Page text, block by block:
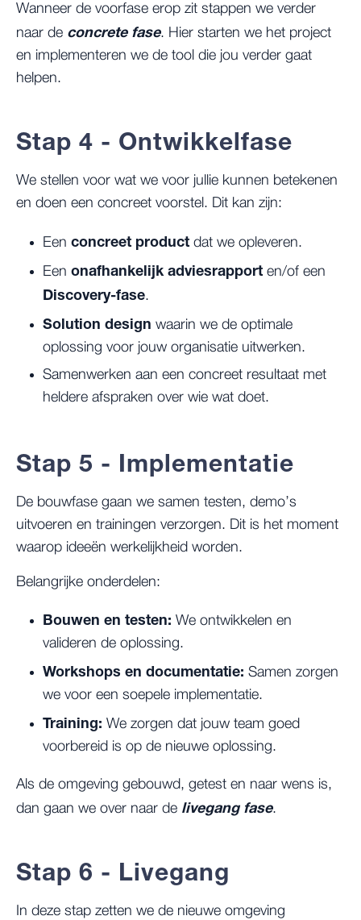
Wanneer de voorfase erop zit stappen we verder
naar de concrete fase. Hier starten we het project
en implementeren we de tool die jou verder gaat
helpen.
Stap 4 - Ontwikkelfase
We stellen voor wat we voor jullie kunnen betekenen
en doen een concreet voorstel. Dit kan zijn:
Een concreet productdat we opleveren.
Een onafhankelijk adviesrapporten/of een
Discovery-fase.
Solution design waarin we de optimale
oplossing voor jouw organisatie uitwerken.
Samenwerken aan een concreet resultaat met
heldere afspraken over wie wat doet.
Stap 5 - Implementatie
De bouwfase gaan we samen testen, demo’s
uitvoeren en trainingen verzorgen. Dit is het moment
waarop ideeën werkelijkheid worden.
Belangrijke onderdelen:
Bouwen en testen: We ontwikkelen en
valideren de oplossing.
Workshops en documentatie: Samen zorgen
we voor een soepele implementatie.
Training: We zorgen dat jouw team goed
voorbereid is op de nieuwe oplossing.
Als de omgeving gebouwd, getest en naar wens is,
dan gaan we over naar de livegang fase.
Stap 6 - Livegang
In deze stap zetten we de nieuwe omgeving